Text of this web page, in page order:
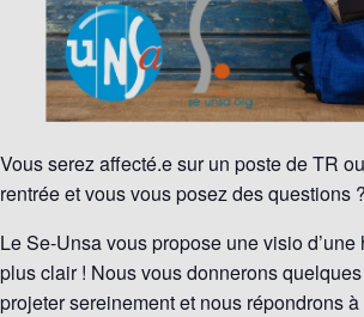
Vous serez affecté.e sur un poste de TR
rentrée et vous vous posez des questions ?
Le Se-Unsa vous propose une visio
plus clair ! Nous vous donnerons
projeter sereinement et nous répondrons